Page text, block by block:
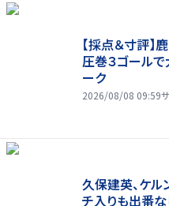
【採点＆寸評】
圧巻３ゴールで
ーク
2026/08/08 09:59
久保建英、ケル
チ入りも出番